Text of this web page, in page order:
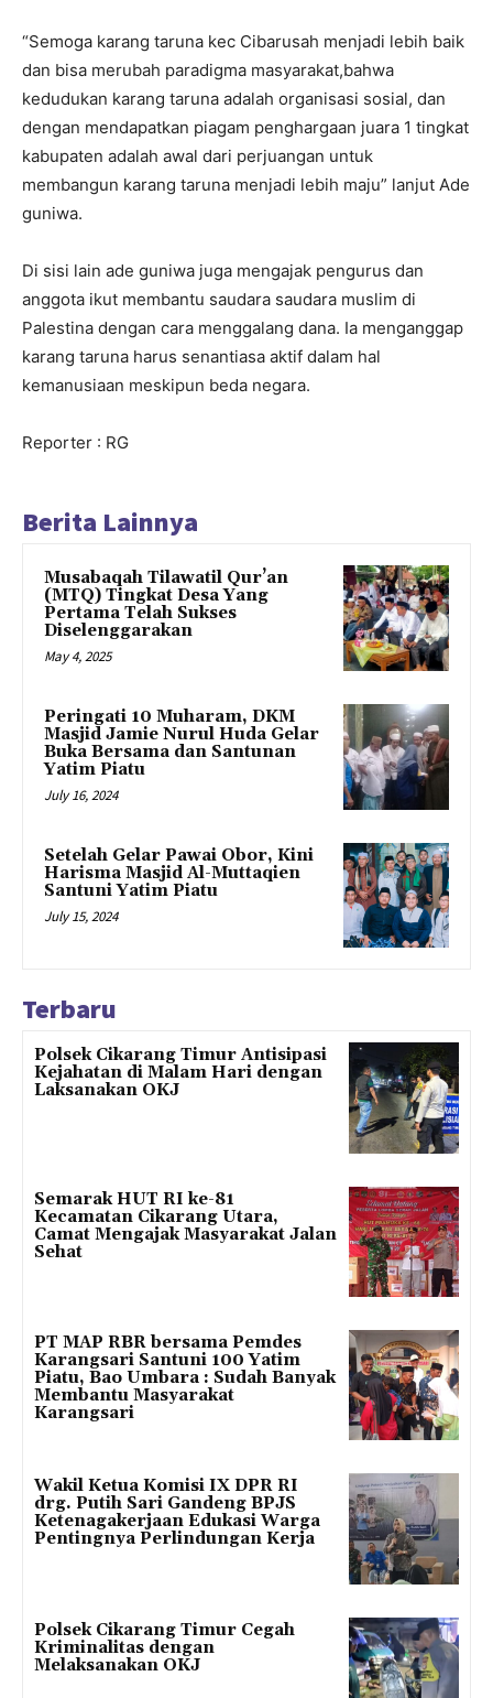
“Semoga karang taruna kec Cibarusah menjadi lebih baik
dan bisa merubah paradigma masyarakat,bahwa
kedudukan karang taruna adalah organisasi sosial, dan
dengan mendapatkan piagam penghargaan juara 1 tingkat
kabupaten adalah awal dari perjuangan untuk
membangun karang taruna menjadi lebih maju” lanjut Ade
guniwa.
Di sisi lain ade guniwa juga mengajak pengurus dan
anggota ikut membantu saudara saudara muslim di
Palestina dengan cara menggalang dana. Ia menganggap
karang taruna harus senantiasa aktif dalam hal
kemanusiaan meskipun beda negara.
Reporter : RG
Berita Lainnya
Musabaqah Tilawatil Qur’an
(MTQ) Tingkat Desa Yang
Pertama Telah Sukses
Diselenggarakan
May 4, 2025
Peringati 10 Muharam, DKM
Masjid Jamie Nurul Huda Gelar
Buka Bersama dan Santunan
Yatim Piatu
July 16, 2024
Setelah Gelar Pawai Obor, Kini
Harisma Masjid Al-Muttaqien
Santuni Yatim Piatu
July 15, 2024
Terbaru
Polsek Cikarang Timur Antisipasi
Kejahatan di Malam Hari dengan
Laksanakan OKJ
Semarak HUT RI ke-81
Kecamatan Cikarang Utara,
Camat Mengajak Masyarakat Jalan
Sehat
PT MAP RBR bersama Pemdes
Karangsari Santuni 100 Yatim
Piatu, Bao Umbara : Sudah Banyak
Membantu Masyarakat
Karangsari
Wakil Ketua Komisi IX DPR RI
drg. Putih Sari Gandeng BPJS
Ketenagakerjaan Edukasi Warga
Pentingnya Perlindungan Kerja
Polsek Cikarang Timur Cegah
Kriminalitas dengan
Melaksanakan OKJ